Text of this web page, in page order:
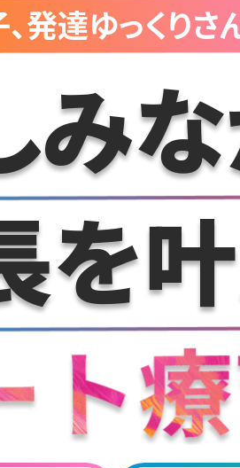
発達ゆっくりさ
み
を